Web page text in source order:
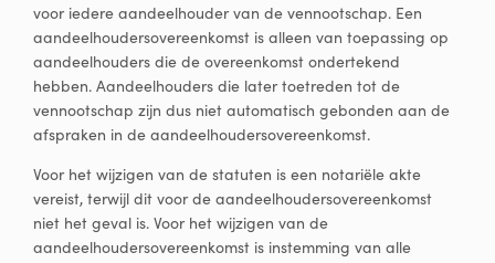
voor iedere aandeelhouder van de vennootschap. Een
aandeelhoudersovereenkomst is alleen van toepassing op
aandeelhouders die de overeenkomst ondertekend
hebben. Aandeelhouders die later toetreden tot de
vennootschap zijn dus niet automatisch gebonden aan de
afspraken in de aandeelhoudersovereenkomst.
Voor het wijzigen van de statuten is een notariële akte
vereist, terwijl dit voor de aandeelhoudersovereenkomst
niet het geval is. Voor het wijzigen van de
aandeelhoudersovereenkomst is instemming van alle